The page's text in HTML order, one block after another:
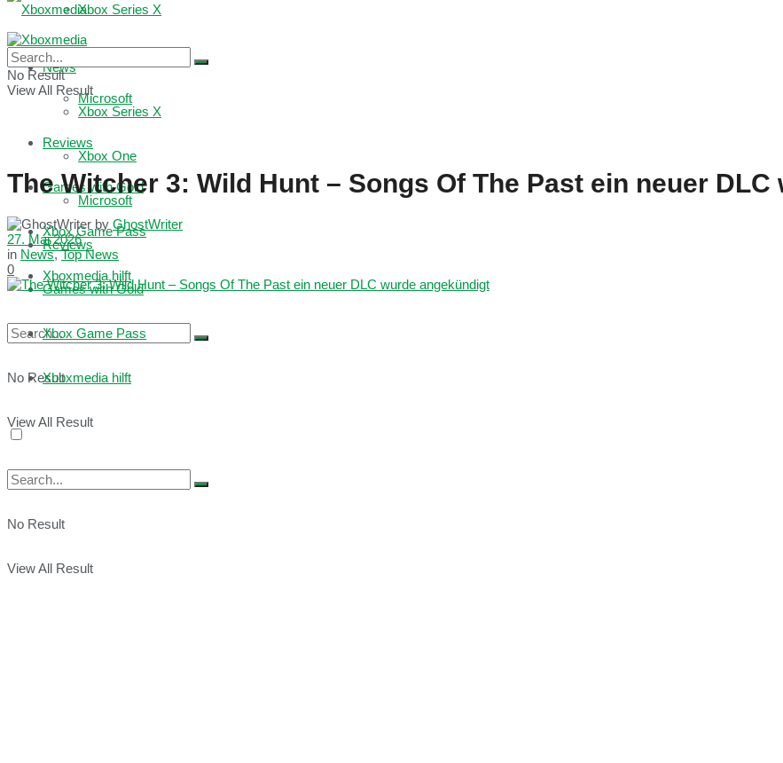
Xbox Series X
Microsoft
Reviews
Games with Gold
Xbox Game Pass
Xboxmedia hilft
No Result
View All Result
News
Xbox Series X
Xbox One
Microsoft
Reviews
Games with Gold
Xbox Game Pass
Xboxmedia hilft
No Result
View All Result
No Result
View All Result
The Witcher 3: Wild Hunt – Songs Of The Past ein neuer
by GhostWriter
27. Mai 2026
in News,Top News
0